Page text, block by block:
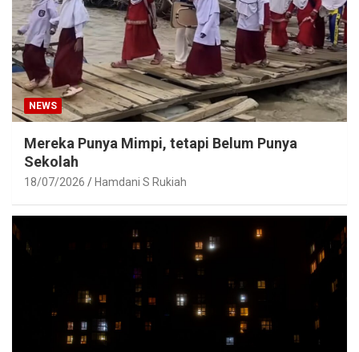
NEWS
Mereka Punya Mimpi, tetapi Belum Punya
Sekolah
18/07/2026 Hamdani S Rukiah